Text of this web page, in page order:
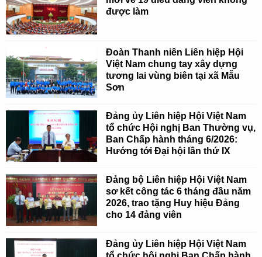
được làm
Đoàn Thanh niên Liên hiệp Hội
Việt Nam chung tay xây dựng
tương lai vùng biên tại xã Mẫu
Sơn
Đảng ủy Liên hiệp Hội Việt Nam
tổ chức Hội nghị Ban Thường vụ,
Ban Chấp hành tháng 6/2026:
Hướng tới Đại hội lần thứ IX
Đảng bộ Liên hiệp Hội Việt Nam
sơ kết công tác 6 tháng đầu năm
2026, trao tặng Huy hiệu Đảng
cho 14 đảng viên
Đảng ủy Liên hiệp Hội Việt Nam